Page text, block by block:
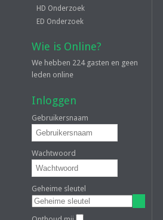
HD Onderzoek
ED Onderzoek
Wie is Online?
We hebben 224 gasten en geen
leden online
Inloggen
Gebruikersnaam
Wachtwoord
Geheime sleutel